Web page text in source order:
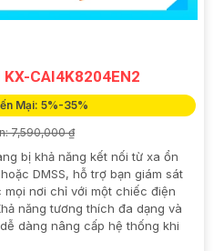
KX-CAI4K8204EN2
Mại: 5%-35%
7,590,000 ₫
bị khả năng kết nối từ xa ổn
DMSS, hỗ trợ bạn giám sát
nơi chỉ với một chiếc điện
năng tương thích đa dạng và
dàng nâng cấp hệ thống khi